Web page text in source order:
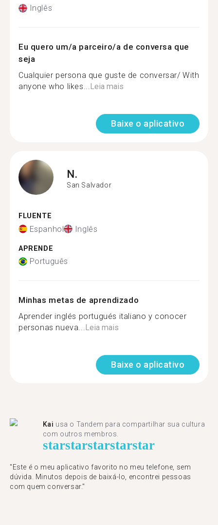
Inglês
Eu quero um/a parceiro/a de conversa que
seja
Cualquier persona que guste de conversar/ With
anyone who likes...Leia mais
Baixe o aplicativo
N.
San Salvador
FLUENTE
Espanhol Inglês
APRENDE
Português
Minhas metas de aprendizado
Aprender inglés portugués italiano y conocer
personas nueva...Leia mais
Baixe o aplicativo
Kai usa o Tandem para compartilhar sua cultura
com outros membros.
starstarstarstarstar
"Este é o meu aplicativo favorito no meu telefone, sem
dúvida. Minutos depois de baixá-lo, encontrei pessoas
com quem conversar."